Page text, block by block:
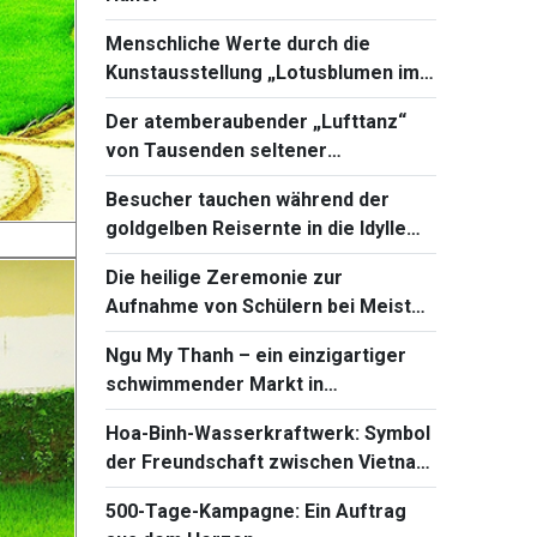
Menschliche Werte durch die
Kunstausstellung „Lotusblumen im
Mai“ verbreitet
Der atemberaubender „Lufttanz“
von Tausenden seltener
Silberklaffschnäbel in Gia Lai
Besucher tauchen während der
goldgelben Reisernte in die Idylle
von Pu Luong ein
Die heilige Zeremonie zur
Aufnahme von Schülern bei Meister
Then
Ngu My Thanh – ein einzigartiger
schwimmender Markt in
Zentralvietnam
Hoa-Binh-Wasserkraftwerk: Symbol
der Freundschaft zwischen Vietnam
und Russland
500-Tage-Kampagne: Ein Auftrag